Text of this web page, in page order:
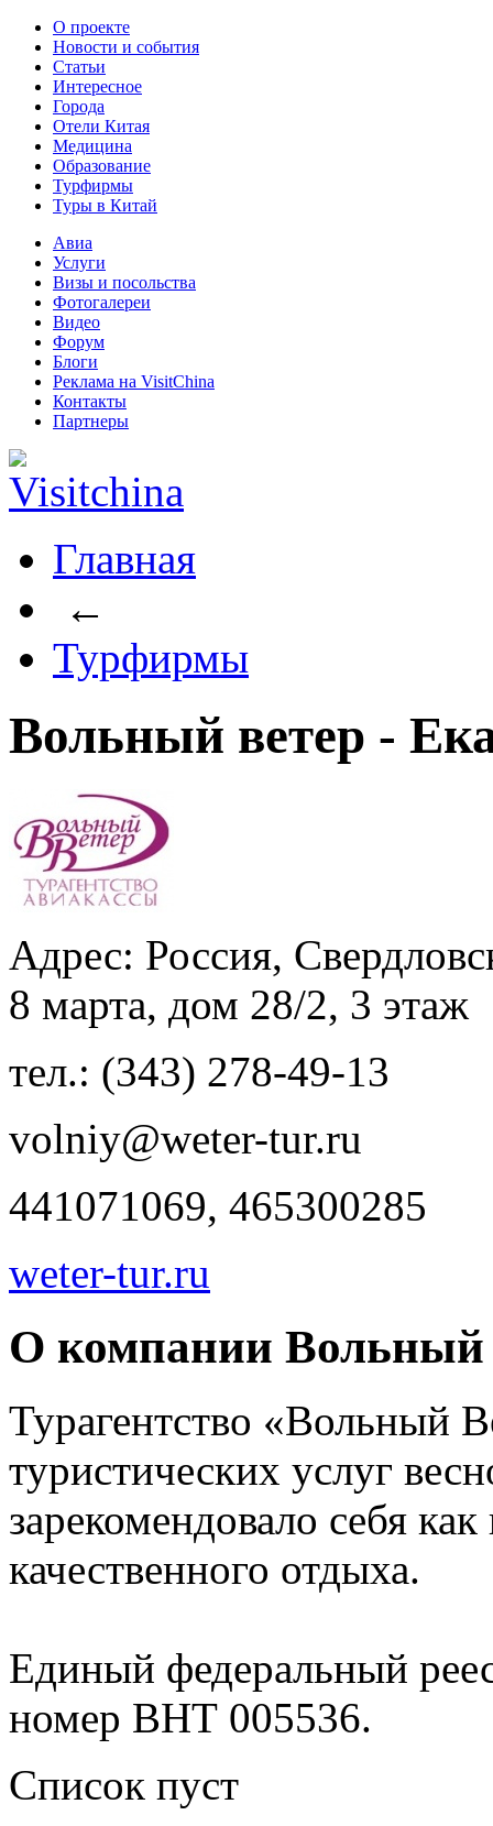
О проекте
Новости и события
Статьи
Интересное
Города
Отели Китая
Медицина
Образование
Турфирмы
Туры в Китай
Авиа
Услуги
Визы и посольства
Фотогалереи
Видео
Форум
Блоги
Реклама на VisitChina
Контакты
Партнеры
Главная
←
Турфирмы
Вольный ветер -
Адрес: Россия,
8 марта, дом 28/2, 3 этаж
тел.: (343) 278-49-13
volniy@weter-tur.ru
441071069, 465300285
weter-tur.ru
О компании Вольный
Турагентство «Вольный
туристических услуг
зарекомендовало себя
качественного отдыха.
Единый федеральный
номер ВНТ 005536.
Список пуст